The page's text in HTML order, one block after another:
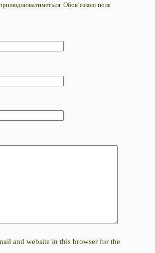
Обов’язкові поля
and website in this browser for the